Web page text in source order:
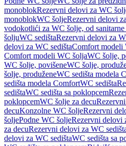
monoblokRezervni delovi za WC
monoblokWC šoljeRezervni delovi
vodokotlići za WC šolje, od
šoljuWC sedištaRezervni delovi za
delovi za WC sedištaComfort modeli
Comfort modeli WC šoljaWC šolje,
WC šolje, povišeneWC šolje,
šolje, produženeWC sedišta modela
sedišta modela ComfortWC sedišta
sedištaWC sedišta sa poklopcem
poklopcemWC šolje za decu
decuKonzolne WC šoljeRezervni
šoljePodne WC šoljeRezervni delovi
za decuRezervni delovi za WC
delovi za WC sedištaWC sedišta sa